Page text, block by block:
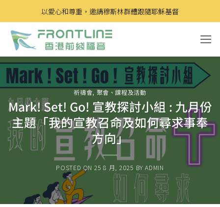
to
content
以愛心和尊重，邀請穆斯林群體跟隨耶穌基督
祈禱會, 聚會、課程及活動
Mark! Set! Go! 宣教探討小組 : 九月份
主題「我的宣教召命及如何尋求事奉
方向」
POSTED ON 25 8 月, 2025 BYADMIN